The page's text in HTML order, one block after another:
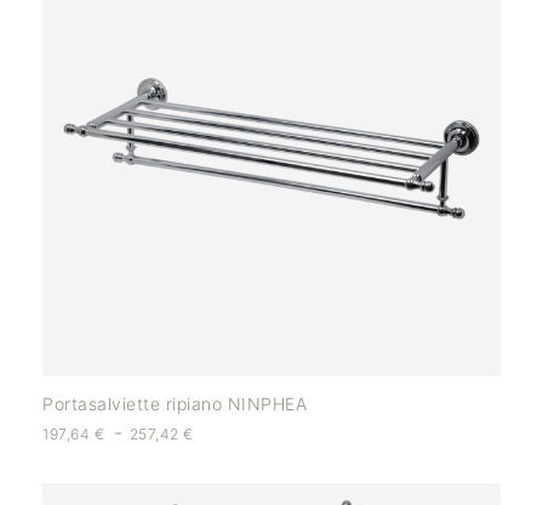
Portasalviette ripiano NINPHEA
197,64 € - 257,42€